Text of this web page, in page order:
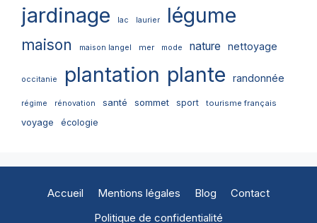
jardinage lac laurier légume
maison maison langel mer mode nature nettoyage
occitanie plantation plante randonnée
régime rénovation santé sommet sport tourisme français
voyage écologie
Accueil Mentions légales Blog
Contact
Politique de confidentialité